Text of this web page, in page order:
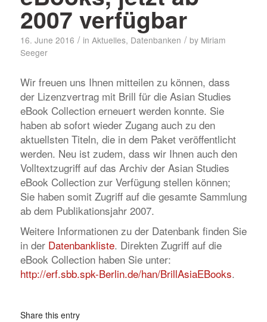
2007 verfügbar
16. June 2016 / in Aktuelles, Datenbanken / by Miriam
Seeger
Wir freuen uns Ihnen mitteilen zu können, dass
der Lizenzvertrag mit Brill für die Asian Studies
eBook Collection erneuert werden konnte. Sie
haben ab sofort wieder Zugang auch zu den
aktuellsten Titeln, die in dem Paket veröffentlicht
werden. Neu ist zudem, dass wir Ihnen auch den
Volltextzugriff auf das Archiv der Asian Studies
eBook Collection zur Verfügung stellen können;
Sie haben somit Zugriff auf die gesamte Sammlung
ab dem Publikationsjahr 2007.
Weitere Informationen zu der Datenbank finden Sie
in der Datenbankliste. Direkten Zugriff auf die
eBook Collection haben Sie unter:
http://erf.sbb.spk-Berlin.de/han/BrillAsiaEBooks.
Share this entry